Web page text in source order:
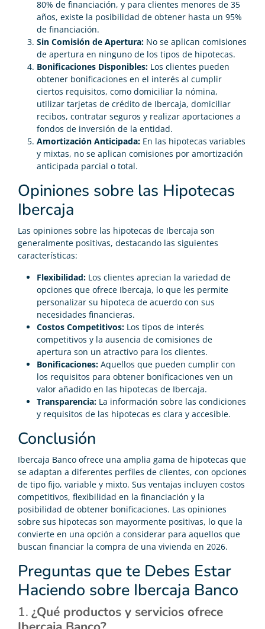
80% de financiación, y para clientes menores de 35
años, existe la posibilidad de obtener hasta un 95%
de financiación.
Sin Comisión de Apertura: No se aplican comisiones
de apertura en ninguno de los tipos de hipotecas.
Bonificaciones Disponibles: Los clientes pueden
obtener bonificaciones en el interés al cumplir
ciertos requisitos, como domiciliar la nómina,
utilizar tarjetas de crédito de Ibercaja, domiciliar
recibos, contratar seguros y realizar aportaciones a
fondos de inversión de la entidad.
Amortización Anticipada: En las hipotecas variables
y mixtas, no se aplican comisiones por amortización
anticipada parcial o total.
Opiniones sobre las Hipotecas
Ibercaja
Las opiniones sobre las hipotecas de Ibercaja son
generalmente positivas, destacando las siguientes
características:
Flexibilidad: Los clientes aprecian la variedad de
opciones que ofrece Ibercaja, lo que les permite
personalizar su hipoteca de acuerdo con sus
necesidades financieras.
Costos Competitivos: Los tipos de interés
competitivos y la ausencia de comisiones de
apertura son un atractivo para los clientes.
Bonificaciones: Aquellos que pueden cumplir con
los requisitos para obtener bonificaciones ven un
valor añadido en las hipotecas de Ibercaja.
Transparencia: La información sobre las condiciones
y requisitos de las hipotecas es clara y accesible.
Conclusión
Ibercaja Banco ofrece una amplia gama de hipotecas que
se adaptan a diferentes perfiles de clientes, con opciones
de tipo fijo, variable y mixto. Sus ventajas incluyen costos
competitivos, flexibilidad en la financiación y la
posibilidad de obtener bonificaciones. Las opiniones
sobre sus hipotecas son mayormente positivas, lo que la
convierte en una opción a considerar para aquellos que
buscan financiar la compra de una vivienda en 2026.
Preguntas que te Debes Estar
Haciendo sobre Ibercaja Banco
1. ¿Qué productos y servicios ofrece